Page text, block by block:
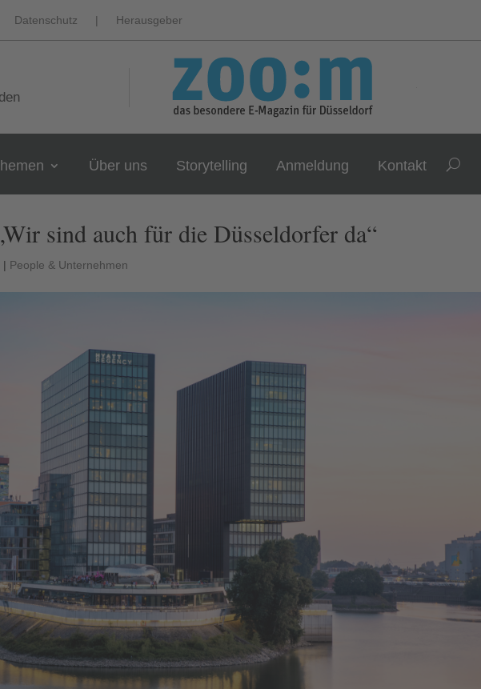
Datenschutz | Herausgeber
Über uns Storytelling Anmeldung Kontakt
sind auch für die Düsseldorfer da“
| People & Unternehmen